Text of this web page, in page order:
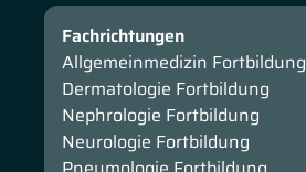
Fachrichtungen
Allgemeinmedizin Fortbildung
Dermatologie Fortbildung
Nephrologie Fortbildung
Neurologie Fortbildung